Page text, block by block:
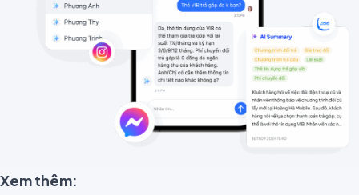
Xem thêm: